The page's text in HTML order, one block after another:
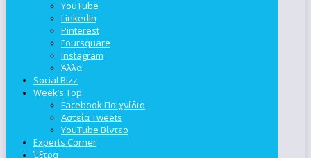
YouTube
LinkedIn
Pinterest
Foursquare
Instagram
Άλλα
Social Bizz
Week’s Top
Facebook Παιχνίδια
Αστεία Tweets
YouTube Βίντεο
Experts Corner
Έξτρα